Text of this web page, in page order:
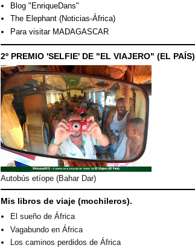
Blog "EnriqueDans"
The Elephant (Noticias-África)
Para visitar MADAGASCAR
2º PREMIO 'SELFIE' DE "EL VIAJERO" (EL PAÍS)
Autobús etíope (Bahar Dar)
Mis libros de viaje (mochileros).
El sueño de África
Vagabundo en África
Los caminos perdidos de África